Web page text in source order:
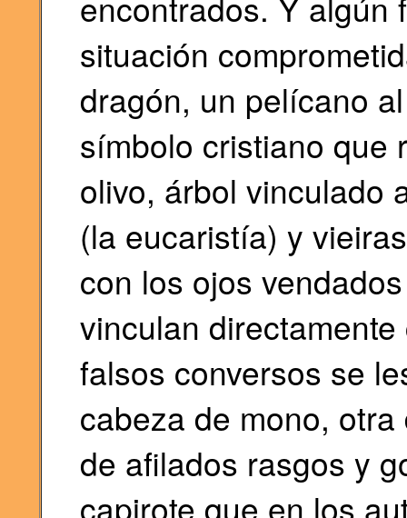
situación
dragón, un pelícano
símbolo cristiano que
olivo, árbol vinculado
(la eucaristía) y
con los ojos
vinculan
falsos conversos se
cabeza de mono,
de afilados rasgos y
capirote que en los